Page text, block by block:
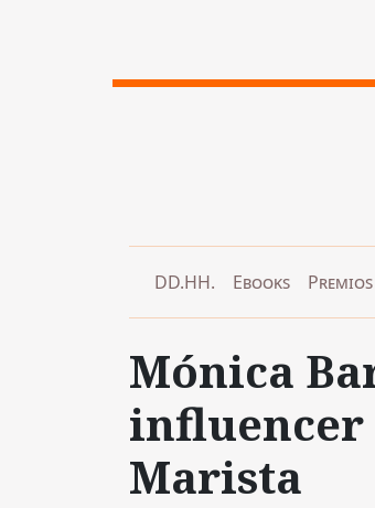
DD.HH. Ebooks Premios
Mónica
Marista